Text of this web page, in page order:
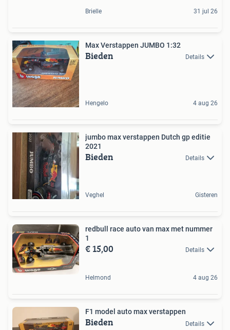
Brielle 31 jul 26
Max Verstappen JUMBO 1:32
Bieden Details
Hengelo 4 aug 26
jumbo max verstappen Dutch gp editie
2021
Bieden Details
Veghel Gisteren
redbull race auto van max met nummer
1
€ 15,00 Details
Helmond 4 aug 26
F1 model auto max verstappen
Bieden Details